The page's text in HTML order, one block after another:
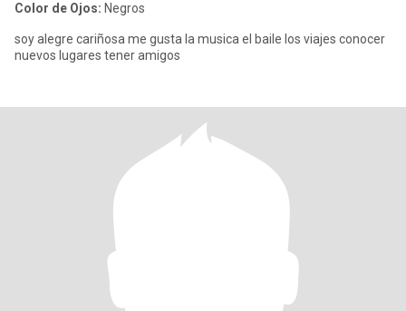
Color de Ojos: Negros
soy alegre cariñosa me gusta la musica el baile los viajes conocer
nuevos lugares tener amigos